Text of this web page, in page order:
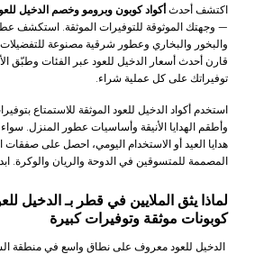
اكتشف أحدث أكواد كوبون وبرومو وخصم الدخيل
— وجهتك الموثوقة للتوفيرات الموثقة. استكشف
والبخور والبخاري وعطور شرقية مصنوعة للتفضيلات
قارن أحدث أسعار الدخيل للعود عبر الفئات وطبّق
توفيراتك على كل عملية شراء.
استخدم أكواد الدخيل للعود الموثقة للاستمتاع
وأطقم الهدايا الأنيقة وأساسيات عطور المنزل.
هدايا العيد أو الاستخدام اليومي، احصل على صفقات
المصممة للمتسوقين في الدوحة والريان والوكرة. ابدأ
لماذا يثق الملايين في قطر بـ الدخيل
كوبونات موثقة وتوفيرات كبيرة
الدخيل للعود معروف على نطاق واسع في منطقة